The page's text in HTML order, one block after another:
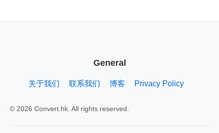
General
关于我们 联系我们 博客 Privacy Policy
© 2026 Convert.hk. All rights reserved.